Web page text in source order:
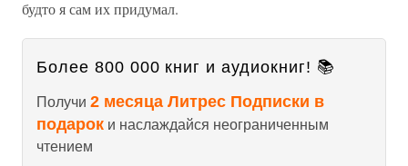
будто я сам их придумал.
Более 800 000 книг и аудиокниг! 📚
Получи 2 месяца Литрес Подписки в
подарок и наслаждайся неограниченным
чтением